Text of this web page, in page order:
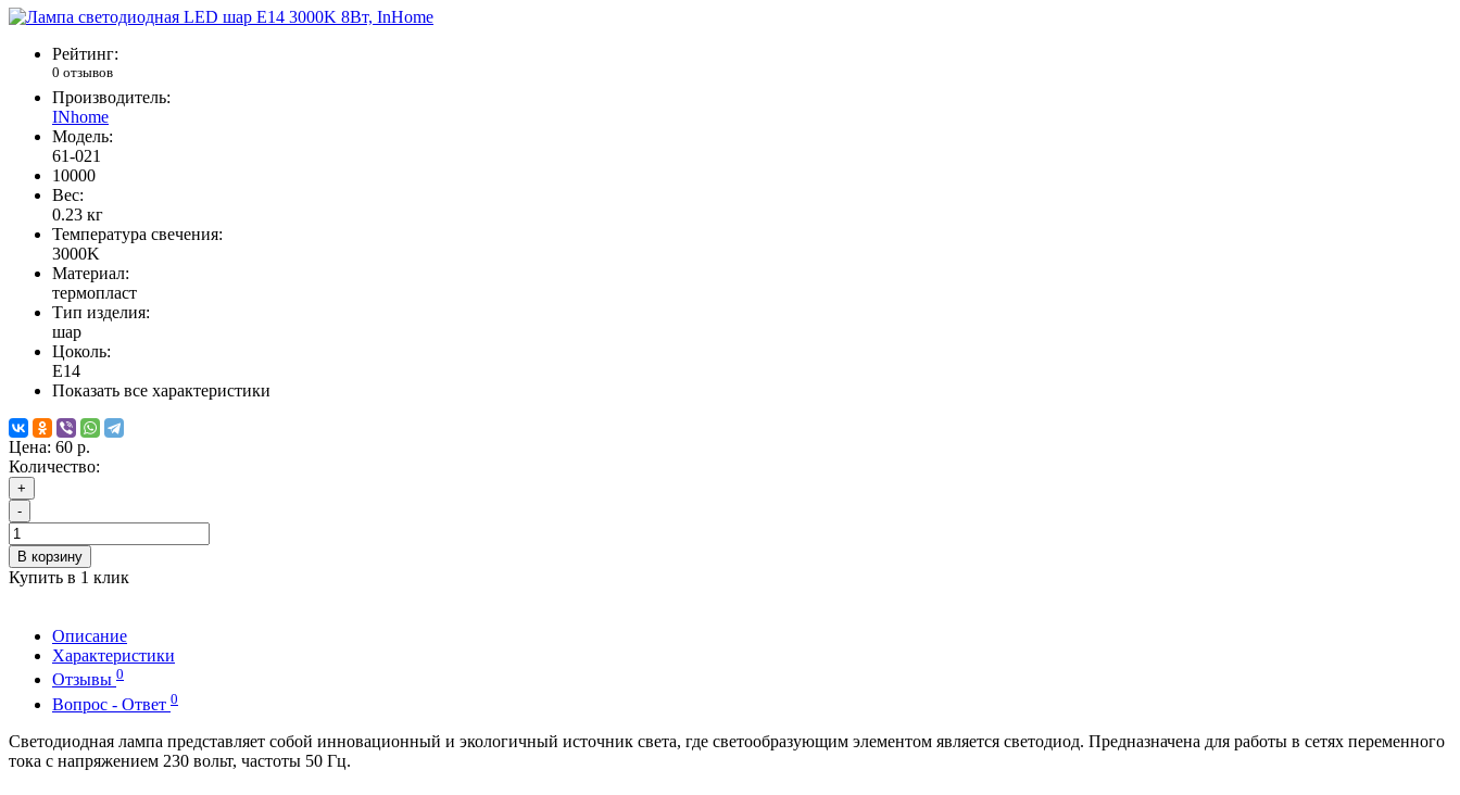
Рейтинг:
0 отзывов
Производитель:
INhome
Модель:
61-021
10000
Вес:
0.23 кг
Температура свечения:
3000K
Материал:
термопласт
Тип изделия:
шар
Цоколь:
Е14
Показать все характеристики
Цена: 60 р.
Количество:
+
-
В корзину
Купить в 1 клик
Описание
Характеристики
Отзывы 0
Вопрос - Ответ 0
Светодиодная лампа представляет собой инновационный и экологичный источник света, где светообразующим элементом является светодиод. Предназначена для работы в сетях переменного
тока с напряжением 230 вольт, частоты 50 Гц.